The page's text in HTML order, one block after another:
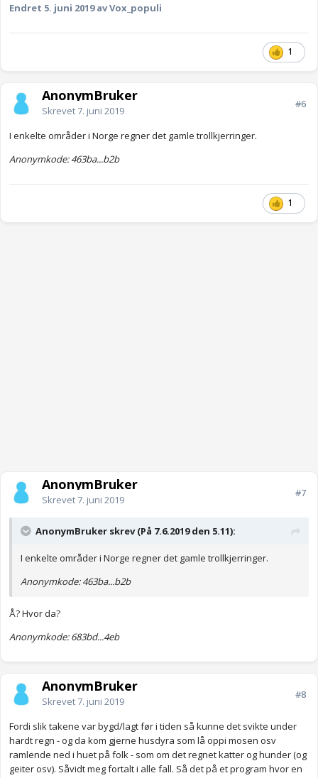
Endret 5. juni 2019av Vox_populi
1
AnonymBruker
Skrevet7. juni 2019
#6
I enkelte områder i Norge regner det gamle trollkjerringer.
Anonymkode: 463ba...b2b
1
AnonymBruker
Skrevet7. juni 2019
#7
AnonymBruker skrev (På 7.6.2019 den 5.11):
I enkelte områder i Norge regner det gamle trollkjerringer.
Anonymkode: 463ba...b2b
Å? Hvor da?
Anonymkode: 683bd...4eb
AnonymBruker
Skrevet7. juni 2019
#8
Fordi slik takene var bygd/lagt før i tiden så kunne det svikte under
hardt regn - og da kom gjerne husdyra som lå oppi mosen osv
ramlende ned i huet på folk - som om det regnet katter og hunder (og
geiter osv). Såvidt meg fortalt i alle fall. Så det på et program hvor en